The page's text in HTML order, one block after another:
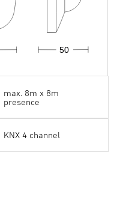
50
max. 8m x 8m
presence
KNX 4 channel